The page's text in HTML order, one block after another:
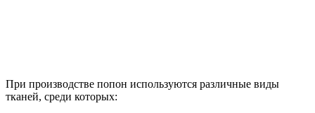
При производстве попон используются различные виды
тканей, среди которых: